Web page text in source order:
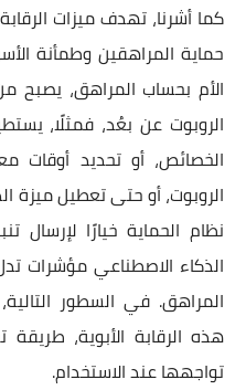
حماية المراهقين وطمأنة
الأم بحساب المراهق، يصبح
الروبوت عن بعُد، فمثلًا،
الخصائص، أو تحديد أوقات
نظام الحماية خيارًا لإرسال
الذكاء الاصطناعي مؤشرات
المراهق. في السطور
هذه الرقابة الأبوية، طريقة
تواجهها عند الاستخدام.